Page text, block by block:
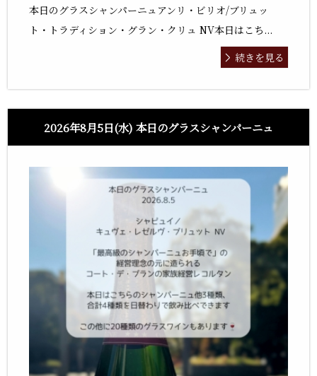
本日のグラスシャンパーニュアンリ・ビリオ/ブリュッ
ト・トラディション・グラン・クリュ NV本日はこち...
続きを見る
2026年8月5日(水) 本日のグラスシャンパーニュ